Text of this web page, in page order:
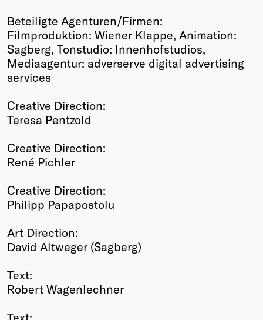
Beteiligte Agenturen/Firmen:
Filmproduktion: Wiener Klappe, Animation:
Sagberg, Tonstudio: Innenhofstudios,
Mediaagentur: adverserve digital advertising
services
Creative Direction:
Teresa Pentzold
Creative Direction:
René Pichler
Creative Direction:
Philipp Papapostolu
Art Direction:
David Altweger (Sagberg)
Text:
Robert Wagenlechner
Text: